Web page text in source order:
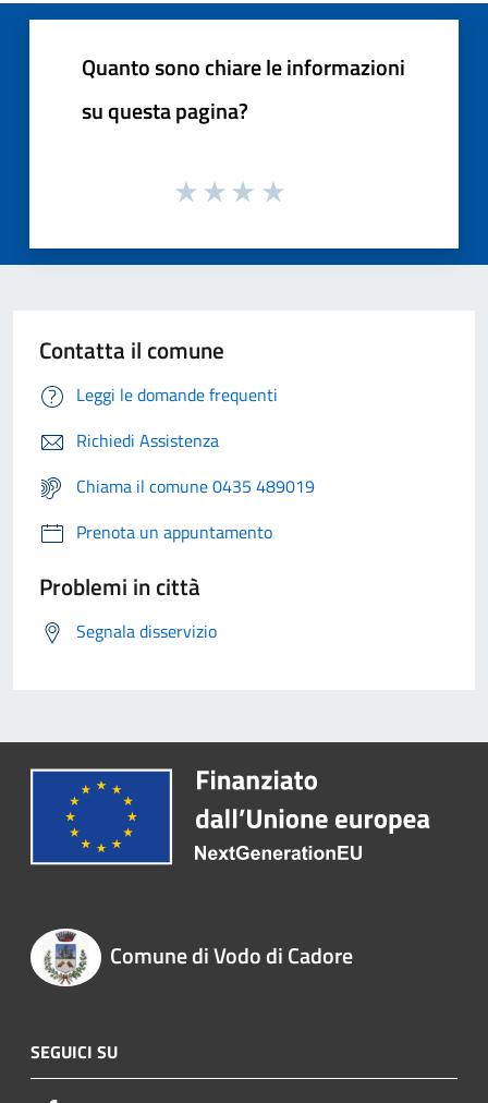
Quanto sono chiare le informazioni
su questa pagina?
Contatta il comune
Leggi le domande frequenti
Richiedi Assistenza
Chiama il comune 0435 489019
Prenota un appuntamento
Problemi in città
Segnala disservizio
Comune di Vodo di Cadore
SEGUICI SU